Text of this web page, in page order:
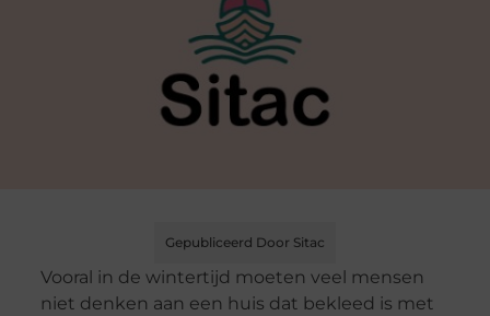
Gepubliceerd Door Sitac
Vooral in de wintertijd moeten veel mensen
niet denken aan een huis dat bekleed is met